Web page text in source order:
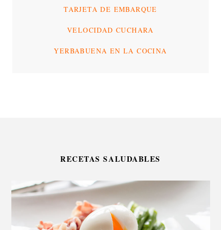
TARJETA DE EMBARQUE
VELOCIDAD CUCHARA
YERBABUENA EN LA COCINA
RECETAS SALUDABLES